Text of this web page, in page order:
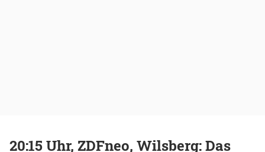
20:15 Uhr, ZDFneo, Wilsberg: Das